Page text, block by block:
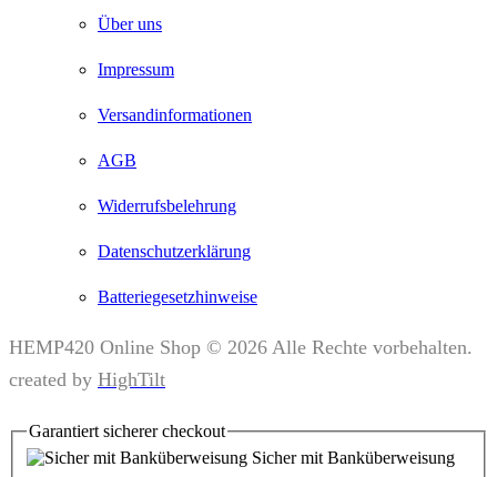
Über uns
Impressum
Versandinformationen
AGB
Widerrufsbelehrung
Datenschutzerklärung
Batteriegesetzhinweise
HEMP420 Online Shop © 2026 Alle Rechte vorbehalten.
created by HighTilt
Garantiert sicherercheckout
Sicher mit Banküberweisung